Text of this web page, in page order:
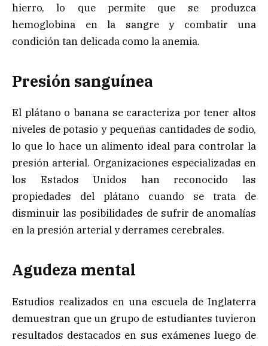
hierro, lo que permite que se produzca
hemoglobina en la sangre y combatir una
condición tan delicada como la anemia.
Presión sanguínea
El plátano o banana se caracteriza por tener altos
niveles de potasio y pequeñas cantidades de sodio,
lo que lo hace un alimento ideal para controlar la
presión arterial. Organizaciones especializadas en
los Estados Unidos han reconocido las
propiedades del plátano cuando se trata de
disminuir las posibilidades de sufrir de anomalías
en la presión arterial y derrames cerebrales.
Agudeza mental
Estudios realizados en una escuela de Inglaterra
demuestran que un grupo de estudiantes tuvieron
resultados destacados en sus exámenes luego de